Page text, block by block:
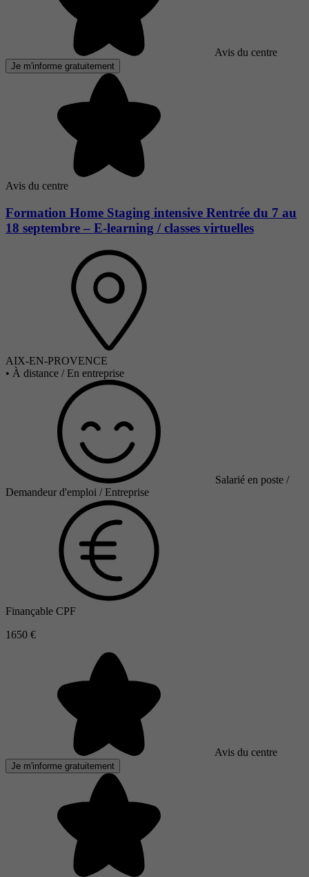
Avis du centre
Je m'informe gratuitement
Avis du centre
Formation Home Staging intensive Rentrée du 7 au
18 septembre – E-learning / classes virtuelles
AIX-EN-PROVENCE
• À distance / En entreprise
Salarié en poste /
Demandeur d'emploi / Entreprise
Finançable CPF
1650 €
Avis du centre
Je m'informe gratuitement